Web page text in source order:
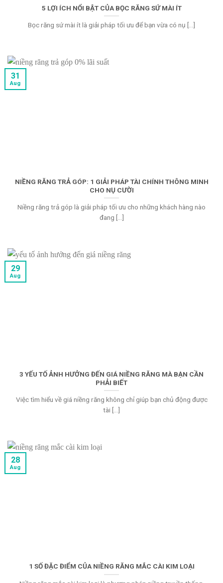
5 LỢI ÍCH NỔI BẬT CỦA BỌC RĂNG SỨ MÀI ÍT
Bọc răng sứ mài ít là giải pháp tối ưu để bạn vừa có nụ [...]
NIỀNG RĂNG TRẢ GÓP: 1 GIẢI PHÁP TÀI CHÍNH THÔNG MINH
CHO NỤ CƯỜI
Niềng răng trả góp là giải pháp tối ưu cho những khách hàng nào
đang [...]
31
Aug
3 YẾU TỐ ẢNH HƯỞNG ĐẾN GIÁ NIỀNG RĂNG MÀ BẠN CẦN
PHẢI BIẾT
Việc tìm hiểu về giá niềng răng không chỉ giúp bạn chủ động được
tài [...]
29
Aug
1 SỐ ĐẶC ĐIỂM CỦA NIỀNG RĂNG MẮC CÀI KIM LOẠI
28
Aug